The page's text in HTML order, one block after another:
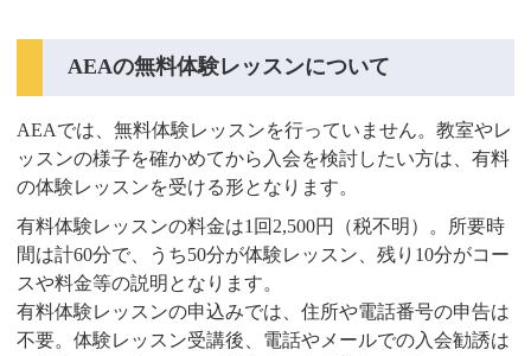
AEAの無料体験レッスンについて
AEAでは、無料体験レッスンを行っていません。教室やレ
ッスンの様子を確かめてから入会を検討したい方は、有料
の体験レッスンを受ける形となります。
有料体験レッスンの料金は1回2,500円（税不明）。所要時
間は計60分で、うち50分が体験レッスン、残り10分がコー
スや料金等の説明となります。
有料体験レッスンの申込みでは、住所や電話番号の申告は
不要。体験レッスン受講後、電話やメールでの入会勧誘は